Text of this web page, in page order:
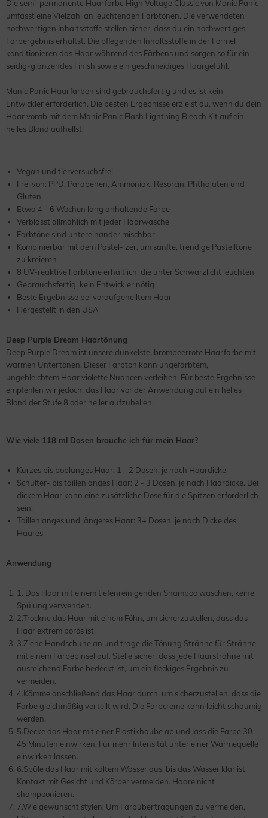
Die semi-permanente Haarfarbe High Voltage Classic von Manic Panic
umfasst eine Vielzahl an leuchtenden Farbtönen. Die verwendeten
hochwertigen Inhaltsstoffe stellen sicher, dass du ein hochwertiges
Farbergebnis erhältst. Die pflegenden Inhaltsstoffe in der Formel
konditionieren das Haar während des Färbens und sorgen so für ein
seidig-glänzendes Finish sowie ein geschmeidiges Haargefühl.
Manic Panic Haarfarben sind gebrauchsfertig und es ist kein
Entwickler erforderlich. Die besten Ergebnisse erzielst du, wenn du dein
Haar vorab mit dem Manic Panic Flash Lightning Bleach Kit auf ein
helles Blond aufhellst.
Vegan und tierversuchsfrei
Frei von: PPD, Parabenen, Ammoniak, Resorcin, Phthalaten und
Gluten
Etwa 4 - 6 Wochen lang anhaltende Farbe
Verblasst allmählich mit jeder Haarwäsche
Farbtöne sind untereinander mischbar
Kombinierbar mit dem Pastel-izer, um sanfte, trendige Pastelltöne
zu kreieren
8 UV-reaktive Farbtöne erhältlich, die unter Schwarzlicht leuchten
Gebrauchsfertig, kein Entwickler nötig
Beste Ergebnisse bei voraufgehelltem Haar
Hergestellt in den USA
Deep Purple Dream Haartönung
Deep Purple Dream ist unsere dunkelste, brombeerrote Haarfarbe mit
warmen Untertönen. Dieser Farbton kann ungefärbtem,
ungebleichtem Haar violette Nuancen verleihen. Für beste Ergebnisse
empfehlen wir jedoch, das Haar vor der Anwendung auf ein helles
Blond der Stufe 8 oder heller aufzuhellen.
Wie viele 118 ml Dosen brauche ich für mein Haar?
Kurzes bis boblanges Haar: 1 - 2 Dosen, je nach Haardicke
Schulter- bis taillenlanges Haar: 2 - 3 Dosen, je nach Haardicke. Bei
dickem Haar kann eine zusätzliche Dose für die Spitzen erforderlich
sein.
Taillenlanges und längeres Haar: 3+ Dosen, je nach Dicke des
Haares
Anwendung
1. Das Haar mit einem tiefenreinigenden Shampoo waschen, keine
Spülung verwenden.
2.Trockne das Haar mit einem Föhn, um sicherzustellen, dass das
Haar extrem porös ist.
3.Ziehe Handschuhe an und trage die Tönung Strähne für Strähne
mit einem Färbepinsel auf. Stelle sicher, dass jede Haarsträhne mit
ausreichend Farbe bedeckt ist, um ein fleckiges Ergebnis zu
vermeiden.
4.Kämme anschließend das Haar durch, um sicherzustellen, dass die
Farbe gleichmäßig verteilt wird. Die Farbcreme kann leicht schaumig
werden.
5.Decke das Haar mit einer Plastikhaube ab und lass die Farbe 30-
45 Minuten einwirken. Für mehr Intensität unter einer Wärmequelle
einwirken lassen.
6.Spüle das Haar mit kaltem Wasser aus, bis das Wasser klar ist.
Kontakt mit Gesicht und Körper vermeiden. Haare nicht
shampoonieren.
7.Wie gewünscht stylen. Um Farbübertragungen zu vermeiden,